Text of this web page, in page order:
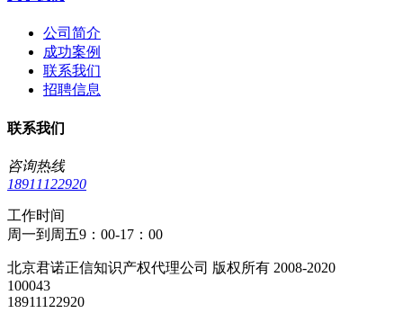
公司简介
成功案例
联系我们
招聘信息
联系我们
咨询热线
18911122920
工作时间
周一到周五9：00-17：00
北京君诺正信知识产权代理公司 版权所有 2008-2020
100043
18911122920